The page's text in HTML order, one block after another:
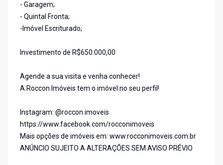
- Garagem;
- Quintal Fronta;
-Imóvel Escriturado;
Investimento de R$650.000,00
Agende a sua visita e venha conhecer!
A Roccon Imóveis tem o imóvel no seu perfil!
Instagram: @roccon.imoveis
https://www.facebook.com/rocconimoveis
Mais opções de imóveis em: www.rocconimoveis.com.br
ANÚNCIO SUJEITO A ALTERAÇÕES SEM AVISO PRÉVIO